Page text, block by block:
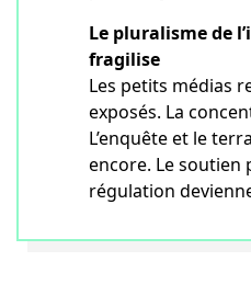
Le pluralisme de
fragilise
Les petits médias
exposés. La
L’enquête et le
encore. Le soutien
régulation